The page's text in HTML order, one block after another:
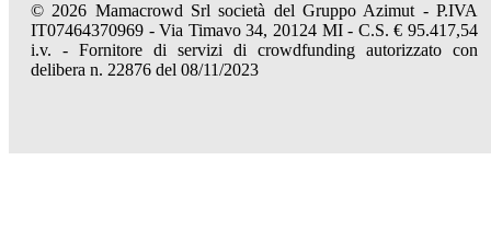
© 2026 Mamacrowd Srl società del Gruppo Azimut - P.IVA
IT07464370969 - Via Timavo 34, 20124 MI - C.S. € 95.417,54
i.v. - Fornitore di servizi di crowdfunding autorizzato con
delibera n. 22876 del 08/11/2023